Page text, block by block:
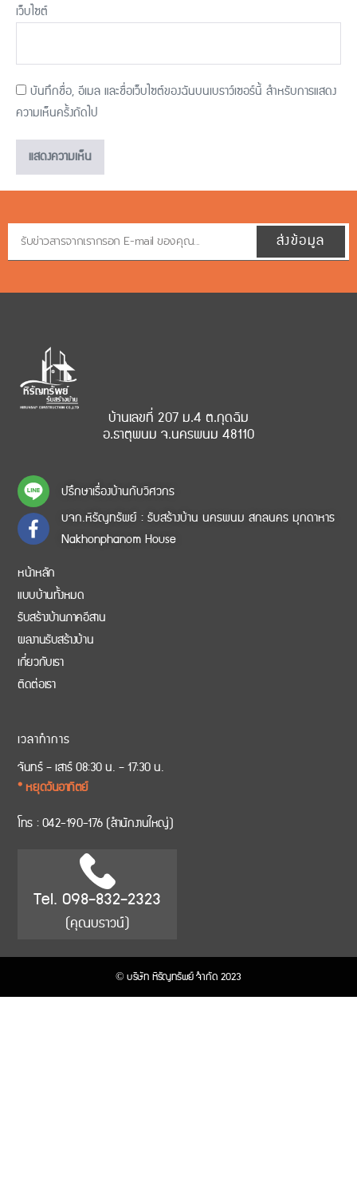
เว็บไซต์
บันทึกชื่อ, อีเมล และชื่อเว็บไซต์ของฉันบนเบราว์เซอร์นี้ สำหรับการแสดง
ความเห็นครั้งถัดไป
ส่งข้อมูล
บ้านเลขที่ 207 ม.4 ต.กุดฉิม
อ.ธาตุพนม จ.นครพนม 48110
ปรึกษาเรื่องบ้านกับวิศวกร
บจก.หิรัญทรัพย์ : รับสร้างบ้าน นครพนม สกลนคร มุกดาหาร
Nakhonphanom House
หน้าหลัก
แบบบ้านทั้งหมด
รับสร้างบ้านภาคอีสาน
ผลงานรับสร้างบ้าน
เกี่ยวกับเรา
ติดต่อเรา
เวลาทำการ
จันทร์ – เสาร์ 08:30 น. – 17:30 น.
* หยุดวันอาทิตย์
โทร :042-190-176(สำนักงานใหญ่)
Tel. 098-832-2323
(คุณบราวน์)
© บริษัท หิรัญทรัพย์ จำกัด 2023